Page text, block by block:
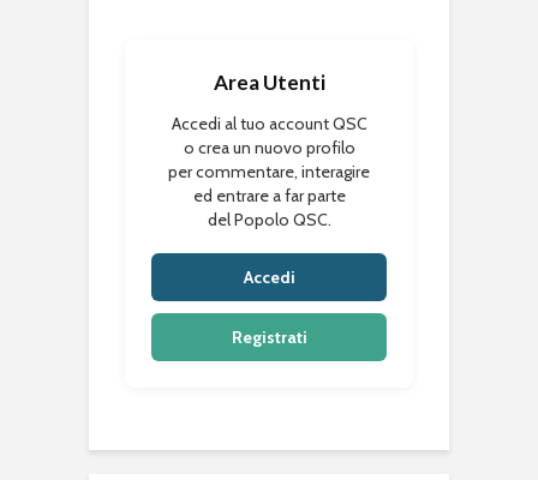
Area Utenti
Accedi al tuo account QSC
o crea un nuovo profilo
per commentare, interagire
ed entrare a far parte
del Popolo QSC.
Accedi
Registrati